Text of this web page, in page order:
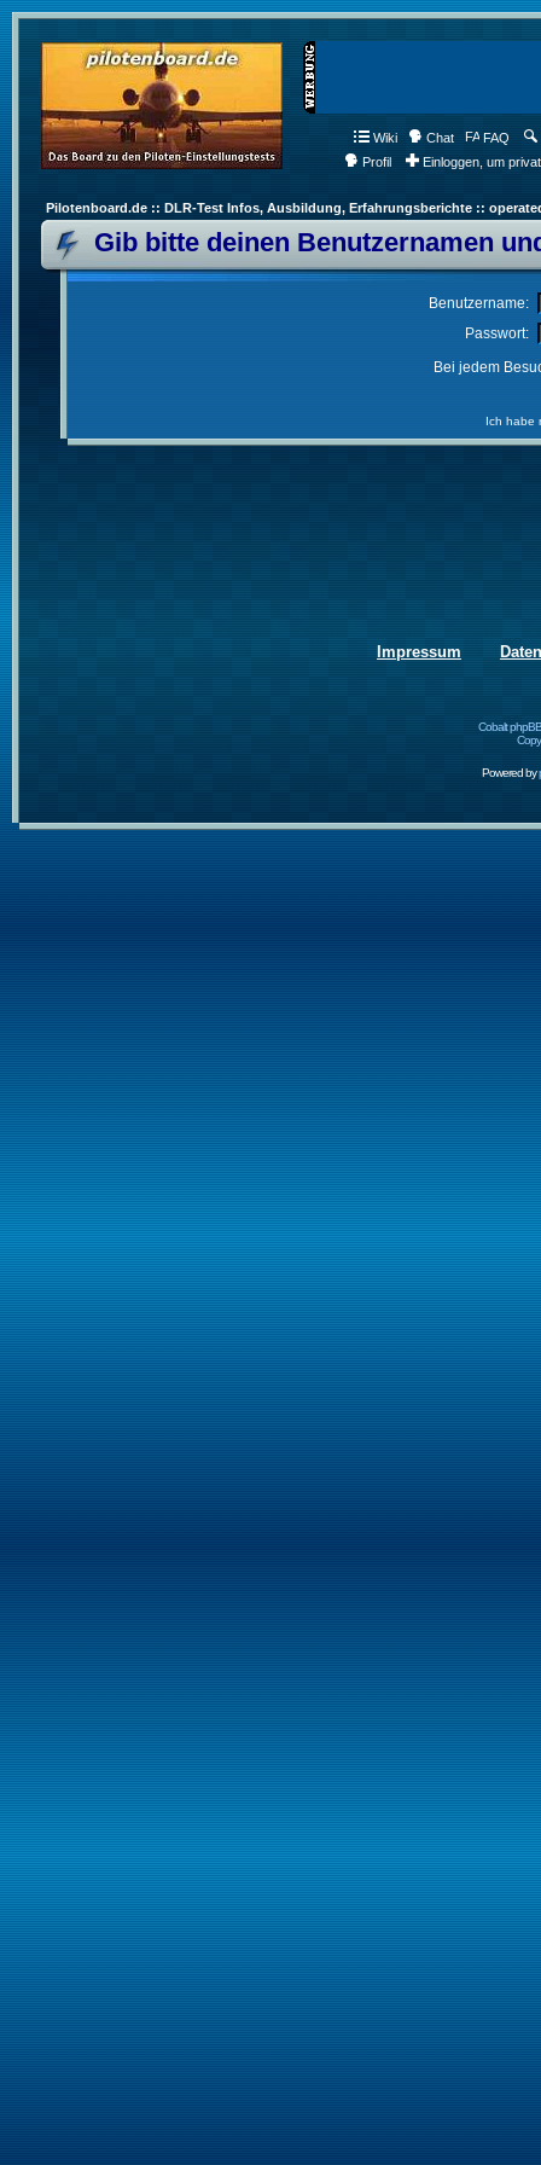
Wiki Chat FAQ
Profil
Einloggen, um
Pilotenboard.de :: DLR-Test Infos, Ausbildung, Erfahrungsberichte ::
Gib bitte deinen Benutzernamen
Benutzername:
Passwort:
Bei jedem
Ich habe
Impressum
Cobalt
Powered by